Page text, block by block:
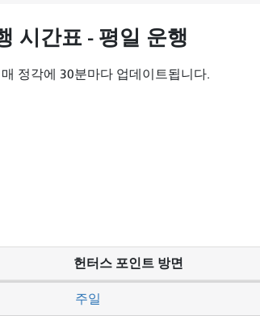
고
싶
은
시간표 - 평일 운행
정각에 30분마다 업데이트됩니다.
헌터스 포인트 방면
주일